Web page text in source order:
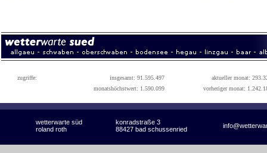
zugriffe: insgesamt: 91.595.497
aktueller monat:
monatshöchstwert: 1.590.099
vorheriger monat:
wetterwarte süd konradstraße 3
roland roth 88427 bad schussenried